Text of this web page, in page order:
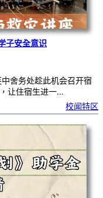
子安全意识
舍务处趁此机会召开宿
让住宿生进一…
校闻特区